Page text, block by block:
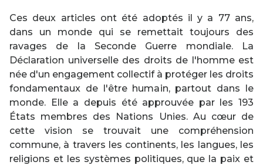
Ces deux articles ont été adoptés il y a 77 ans,
dans un monde qui se remettait toujours des
ravages de la Seconde Guerre mondiale. La
Déclaration universelle des droits de l'homme est
née d'un engagement collectif à protéger les droits
fondamentaux de l'être humain, partout dans le
monde. Elle a depuis été approuvée par les 193
États membres des Nations Unies. Au cœur de
cette vision se trouvait une compréhension
commune, à travers les continents, les langues, les
religions et les systèmes politiques, que la paix et